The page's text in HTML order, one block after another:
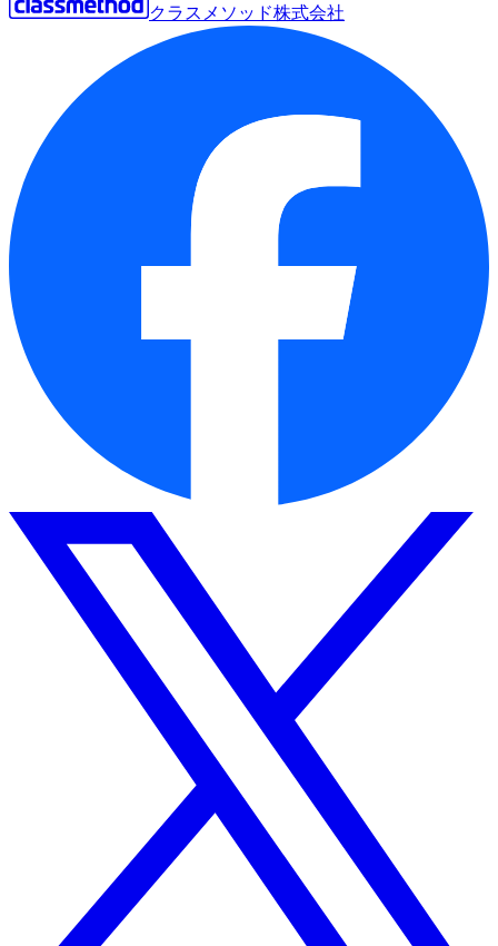
クラスメソッド株式会社